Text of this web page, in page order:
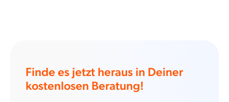
Finde es jetzt heraus in Deiner
kostenlosen Beratung!